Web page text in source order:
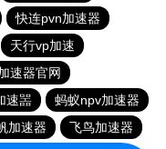
快连pvn加速器
天行vp加速
速器官网
速噐
蚂蚁npv加速器
加速器
飞鸟加速器